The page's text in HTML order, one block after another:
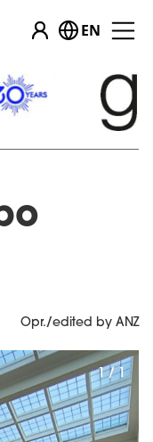
EN
Opr./edited by ANZ
1 / 1